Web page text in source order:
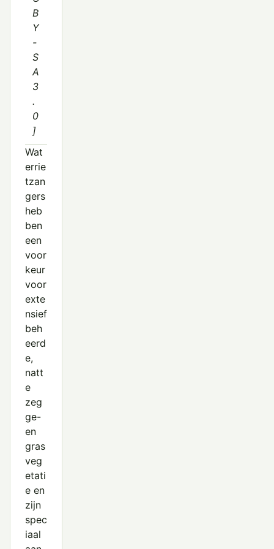
B
Y
-
S
A
3
.
0
]
Wat
errie
tzan
gers
heb
ben
een
voor
keur
voor
exte
nsief
beh
eerd
e,
natt
e
zeg
ge-
en
gras
veg
etati
e en
zijn
spec
iaal